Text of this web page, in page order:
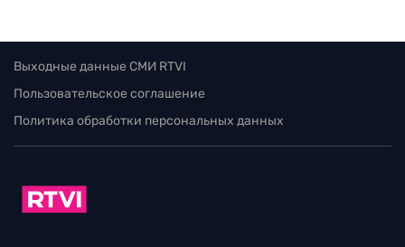
Выходные данные СМИ RTVI
Пользовательское соглашение
Политика обработки персональных данных